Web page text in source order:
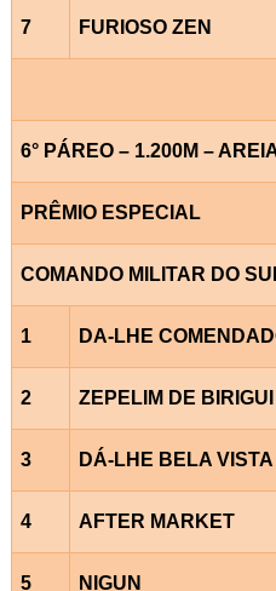
7 FURIOSO ZEN
6° PÁREO – 1.200M –
PRÊMIO ESPECIAL
COMANDO MILITAR DO
1 DA-LHE
2 ZEPELIM DE BIRIGUI
3 DÁ-LHE BELA VISTA
4 AFTER MARKET
5 NIGUN